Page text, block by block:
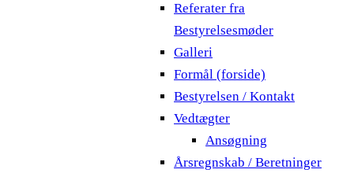
Referater fra
Bestyrelsesmøder
Galleri
Formål (forside)
Bestyrelsen / Kontakt
Vedtægter
Ansøgning
Årsregnskab / Beretninger